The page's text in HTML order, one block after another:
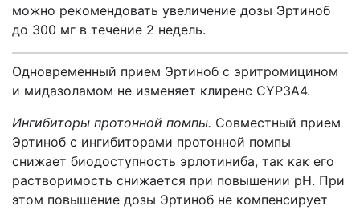
можно рекомендовать увеличение дозы Эртиноб
до 300 мг в течение 2 недель.
Одновременный прием Эртиноб с эритромицином
и мидазоламом не изменяет клиренс CYP3А4.
Ингибиторы протонной помпы. Совместный прием
Эртиноб с ингибиторами протонной помпы
снижает биодоступность эрлотиниба, так как его
растворимость снижается при повышении рН. При
этом повышение дозы Эртиноб не компенсирует